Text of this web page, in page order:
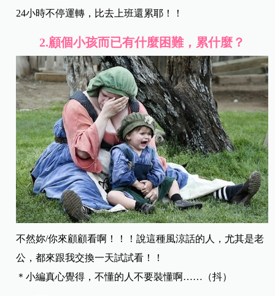
24小時不停運轉，比去上班還累耶！！
2.顧個小孩而已有什麼困難，累什麼？
不然妳/你來顧顧看啊！！！說這種風涼話的人，尤其是老
公，都來跟我交換一天試試看！！
＊小編真心覺得，不懂的人不要裝懂啊……（抖）